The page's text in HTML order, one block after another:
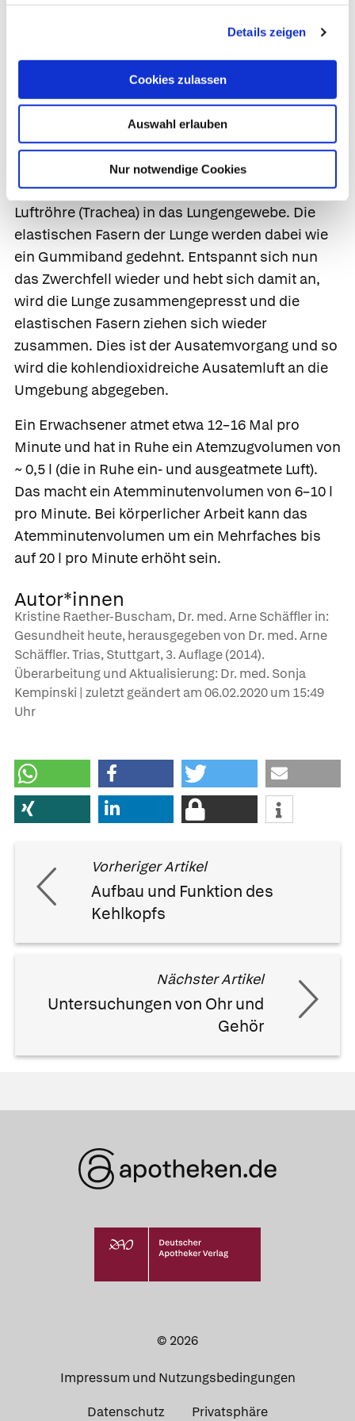
Details zeigen
Cookies zulassen
Auswahl erlauben
Nur notwendige Cookies
Bei der Einatmung zieht sich der
Zwerchfellmuskel zusammen und senkt sich ab.
Gleichzeitig heben die Zwischenrippenmuskeln
die Rippen an. Dadurch vergrößert sich das
Volumen des Brustkorbs und die Lunge wird
passiv ausgedehnt. Durch den entstandenen
Unterdruck strömt die Einatemluft durch die
Luftröhre (Trachea) in das Lungengewebe. Die
elastischen Fasern der Lunge werden dabei wie
ein Gummiband gedehnt. Entspannt sich nun
das Zwerchfell wieder und hebt sich damit an,
wird die Lunge zusammengepresst und die
elastischen Fasern ziehen sich wieder
zusammen. Dies ist der Ausatemvorgang und so
wird die kohlendioxidreiche Ausatemluft an die
Umgebung abgegeben.
Ein Erwachsener atmet etwa 12–16 Mal pro
Minute und hat in Ruhe ein Atemzugvolumen von
~ 0,5 l (die in Ruhe ein- und ausgeatmete Luft).
Das macht ein Atemminutenvolumen von 6–10 l
pro Minute. Bei körperlicher Arbeit kann das
Atemminutenvolumen um ein Mehrfaches bis
auf 20 l pro Minute erhöht sein.
Autor*innen
Kristine Raether-Buscham, Dr. med. Arne Schäffler in:
Gesundheit heute, herausgegeben von Dr. med. Arne
Schäffler. Trias, Stuttgart, 3. Auflage (2014).
Überarbeitung und Aktualisierung: Dr. med. Sonja
Kempinski | zuletzt geändert am06.02.2020um 15:49
Uhr
Vorheriger Artikel
Aufbau und Funktion des
Kehlkopfs
Nächster Artikel
Untersuchungen von Ohr und
Gehör
© 2026
Impressum und Nutzungsbedingungen
Datenschutz Privatsphäre